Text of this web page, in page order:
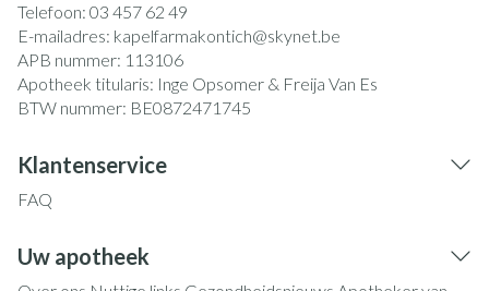
Telefoon: 03 457 62 49
E-mailadres: kapelfarmakontich@skynet.be
APB nummer: 113106
Apotheek titularis: Inge Opsomer & Freija Van Es
BTW nummer: BE0872471745
Klantenservice
FAQ
Uw apotheek